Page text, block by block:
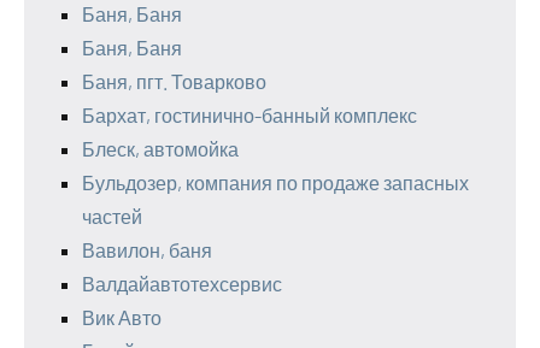
Баня, Баня
Баня, Баня
Баня, пгт. Товарково
Бархат, гостинично-банный комплекс
Блеск, автомойка
Бульдозер, компания по продаже запасных
частей
Вавилон, баня
Валдайавтотехсервис
Вик Авто